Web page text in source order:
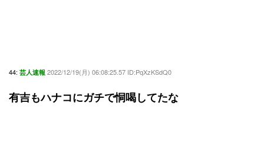
44: 芸人速報 2022/12/19(月) 06:08:25.57 ID:PqXzKSdQ0
有吉もハナコにガチで恫喝してたな